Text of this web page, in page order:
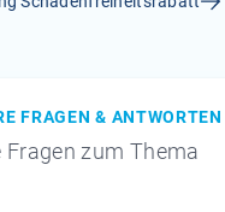
FRAGEN & ANTWORTEN
Fragen zum Thema